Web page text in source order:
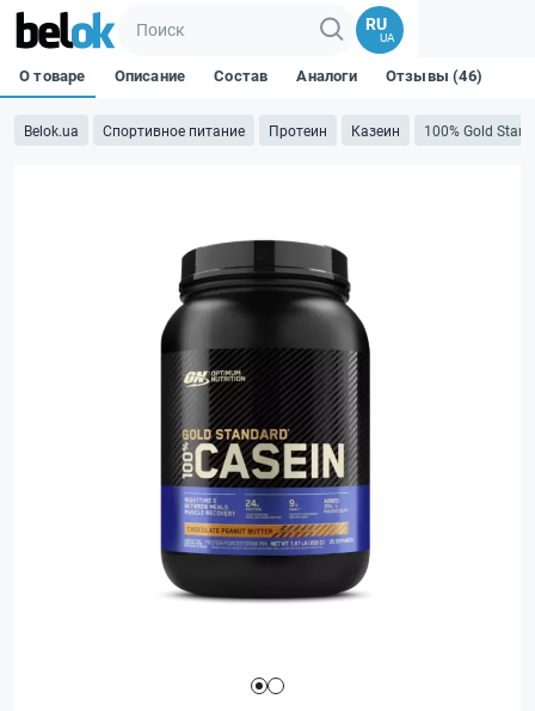
RU
UA
Belok.ua Спортивное питание Протеин Казеин 100% Gold
О товаре Описание Состав Аналоги Отзывы (46)